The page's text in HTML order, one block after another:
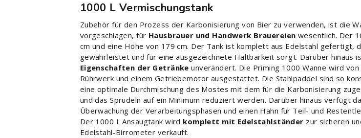
1000 L Vermischungstank
Zubehör für den Prozess der Karbonisierung von Bier zu verwenden, ist die
vorgeschlagen, für Hausbrauer und Handwerk Brauereien wesentlich. Der
cm und eine Höhe von 179 cm. Der Tank ist komplett aus Edelstahl
gewährleistet und für eine ausgezeichnete Haltbarkeit sorgt. Darüber hinaus
Eigenschaften der Getränke unverändert. Die Priming 1000 Wanne wird
Rührwerk und einem Getriebemotor ausgestattet. Die Stahlpaddel sind so
eine optimale Durchmischung des Mostes mit dem für die Karbonisierung
und das Sprudeln auf ein Minimum reduziert werden. Darüber hinaus verfügt
Überwachung der Verarbeitungsphasen und einen Hahn für Teil- und
Der 1000 L Ansaugtank wird komplett mit Edelstahlständer zur sicheren
Edelstahl-Birrometer verkauft.